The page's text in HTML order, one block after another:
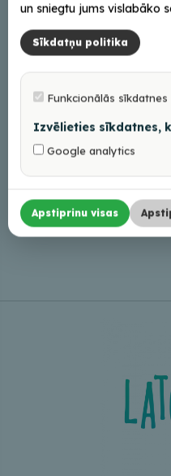
un sniegtu jums vislabāko
Sīkdatņu politika
Funkcionālās sīkdatnes
Izvēlieties sīkdatnes,
Google analytics
Apstiprinu visas